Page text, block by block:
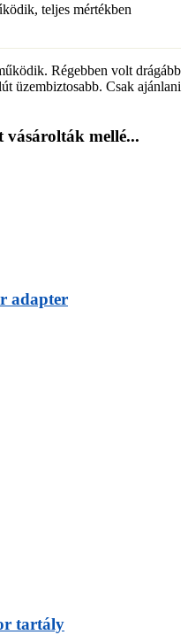
teljes mértékben
Régebben volt drágább
üzembiztosabb. Csak ajánlani
vásárolták mellé...
adapter
tartály